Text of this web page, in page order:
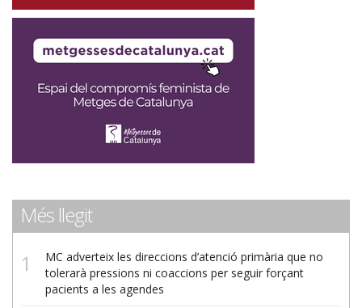
Més llegit
MC adverteix les direccions d’atenció primària que no
tolerarà pressions ni coaccions per seguir forçant
pacients a les agendes